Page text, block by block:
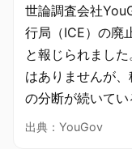
世論調査会社
行局（ICE）の廃
と報じられまし
はありませんが
の分断が続いてい
出典：YouGov